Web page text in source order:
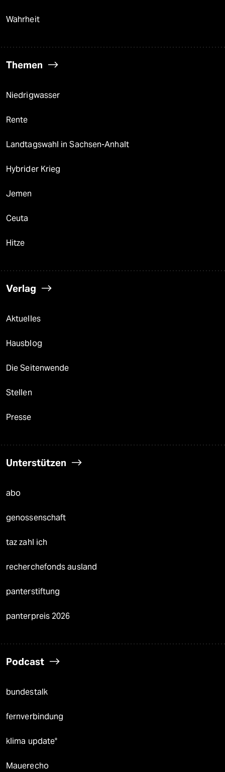
Wahrheit
Themen
Niedrigwasser
Rente
Landtagswahl in Sachsen-Anhalt
Hybrider Krieg
Jemen
Ceuta
Hitze
Verlag
Aktuelles
Hausblog
Die Seitenwende
Stellen
Presse
Unterstützen
abo
genossenschaft
taz zahl ich
recherchefonds ausland
panterstiftung
panterpreis 2026
Podcast
bundestalk
fernverbindung
klima update°
Mauerecho